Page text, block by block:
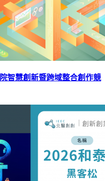
智慧創新暨跨域整合創作競